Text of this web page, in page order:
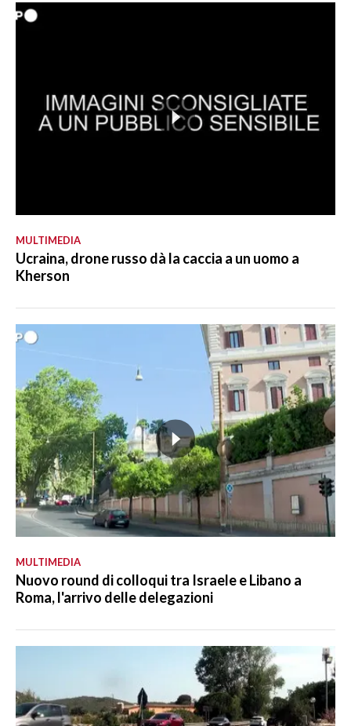
MULTIMEDIA
Ucraina, drone russo dà la caccia a un uomo a
Kherson
MULTIMEDIA
Nuovo round di colloqui tra Israele e Libano a
Roma, l'arrivo delle delegazioni